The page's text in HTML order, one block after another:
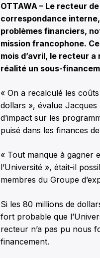
OTTAWA – Le recteur
correspondance
problèmes financiers,
mission francophone.
mois d’avril, le recteur
réalité un sous-
« On a recalculé les
dollars », évalue Jacques
d’impact sur les
puisé dans les finances
« Tout manque à gagner
l’Université », était-il
membres du Groupe
Si les 80 millions de
fort probable que
recteur n’a pas pu nous
financement.